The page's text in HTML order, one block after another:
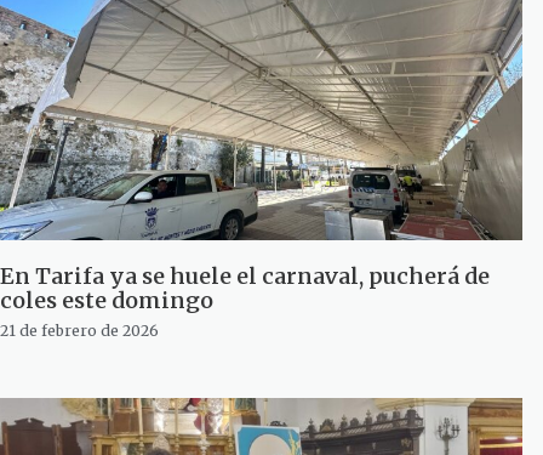
En Tarifa ya se huele el carnaval, pucherá de
coles este domingo
21 de febrero de 2026